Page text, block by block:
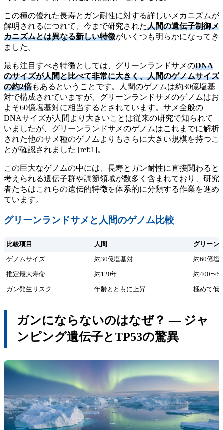
この種の優れた長寿とガン耐性に対する詳しいメカニズムが
解明されるにつれて、今まで研究された人間の遺伝子制御メ
カニズムとは異なる新しい特徴がいくつも明らかになってき
ました。
最も注目すべき特徴としては、グリーンランドサメのDNA
のサイズが人間と比べて非常に大きく、人間のゲノムサイズ
の約2倍もあるということです。人間のゲノムは約30億塩基
対で構成されていますが、グリーンランドサメのゲノムはお
よそ60億塩基対に相当するとされています。サメ全般の
DNAサイズが人間より大きいことは従来の研究で知られて
いましたが、グリーンランドサメのゲノムはこれまでに解析
された他のサメ種のゲノムよりもさらに大きい規模を持つこ
とが確認されました [ref:1]。
この巨大なゲノムの中には、長寿とガン耐性に直接関わると
考えられる遺伝子群や調節領域が数多く含まれており、研究
者たちはこれらの遺伝的特徴を体系的に分類する作業を進め
ています。
グリーンランドサメと人間のゲノム比較
比較項目 人間 グリーン
ゲノムサイズ 約30億塩基対 約60億塩
推定最大寿命 約120年 約400〜
ガン発生リスク 年齢とともに上昇 極めて低
ガンにならないのはなぜ？ ― ジャ
ンピング遺伝子とTP53の驚異